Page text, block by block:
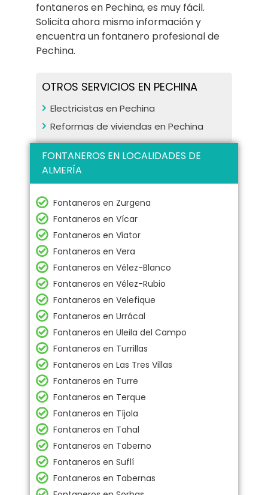
fontaneros en Pechina, es muy fácil.
Solicita ahora mismo información y
encuentra un fontanero profesional de
Pechina.
OTROS SERVICIOS EN PECHINA
Electricistas en Pechina
Reformas de viviendas en Pechina
FONTANEROS EN LOCALIDADES DE
ALMERÍA
Fontaneros en Zurgena
Fontaneros en Vícar
Fontaneros en Viator
Fontaneros en Vera
Fontaneros en Vélez-Blanco
Fontaneros en Vélez-Rubio
Fontaneros en Velefique
Fontaneros en Urrácal
Fontaneros en Uleila del Campo
Fontaneros en Turrillas
Fontaneros en Las Tres Villas
Fontaneros en Turre
Fontaneros en Terque
Fontaneros en Tíjola
Fontaneros en Tahal
Fontaneros en Taberno
Fontaneros en Suflí
Fontaneros en Tabernas